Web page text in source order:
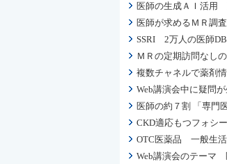
医師の生成ＡＩ活用
医師が求めるＭＲ調
SSRI 2万人の医師
ＭＲの定期訪問なし
複数チャネルで薬剤
Web講演会中に疑問
医師の約７割 「専門
CKD適応もつフォシ
OTC医薬品 一般生
Web講演会のテーマ